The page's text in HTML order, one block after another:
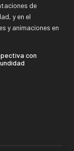
de
y en el
y animaciones en
con